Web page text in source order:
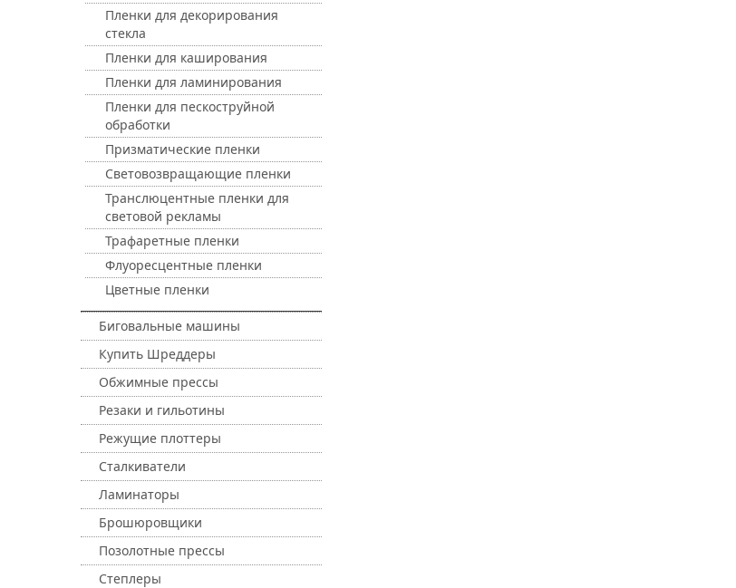
Пленки для декорирования
стекла
Пленки для каширования
Пленки для ламинирования
Пленки для пескоструйной
обработки
Призматические пленки
Световозвращающие пленки
Транслюцентные пленки для
световой рекламы
Трафаретные пленки
Флуоресцентные пленки
Цветные пленки
Биговальные машины
Купить Шреддеры
Обжимные прессы
Резаки и гильотины
Режущие плоттеры
Сталкиватели
Ламинаторы
Брошюровщики
Позолотные прессы
Степлеры